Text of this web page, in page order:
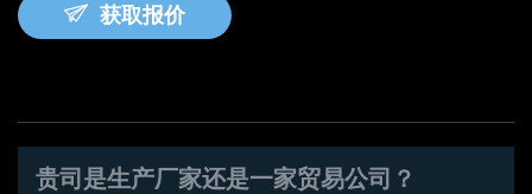
获取报价
贵司是生产厂家还是一家贸易公司？